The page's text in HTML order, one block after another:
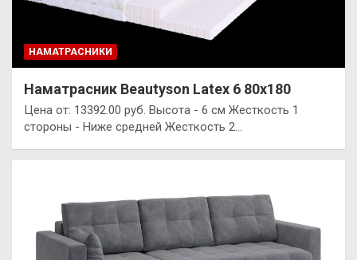
НАМАТРАСНИКИ
Наматрасник Beautyson Latex 6 80х180
Цена от: 13392.00 руб. Высота - 6 см Жесткость 1
стороны - Ниже средней Жесткость 2…